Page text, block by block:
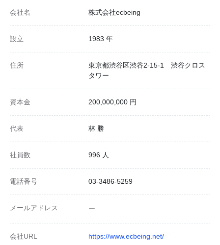
会社名 株式会社ecbeing
設立 1983 年
住所
東京都渋谷区渋谷2-15-1 渋谷クロス
タワー
資本金 200,000,000 円
代表 林 勝
社員数 996 人
電話番号 03-3486-5259
メールアドレス ー
会社URL https://www.ecbeing.net/